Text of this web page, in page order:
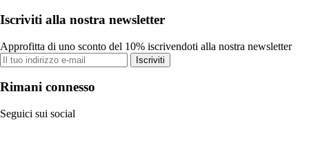
Iscriviti alla nostra newsletter
Approfitta di uno sconto del 10% iscrivendoti alla nostra newsletter
Iscriviti
Rimani connesso
Seguici sui social